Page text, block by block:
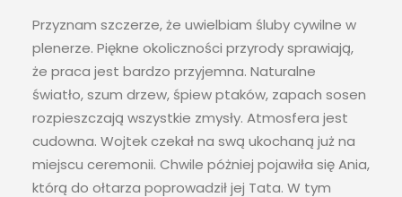
Przyznam szczerze, że uwielbiam śluby cywilne w
plenerze. Piękne okoliczności przyrody sprawiają,
że praca jest bardzo przyjemna. Naturalne
światło, szum drzew, śpiew ptaków, zapach sosen
rozpieszczają wszystkie zmysły. Atmosfera jest
cudowna. Wojtek czekał na swą ukochaną już na
miejscu ceremonii. Chwile póżniej pojawiła się Ania,
którą do ołtarza poprowadził jej Tata. W tym